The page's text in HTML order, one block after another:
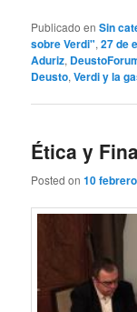
Publicado en Sin
sobre Verdi",27 de
Aduriz,
Deusto,Verdi y la
Ética y
Posted on10